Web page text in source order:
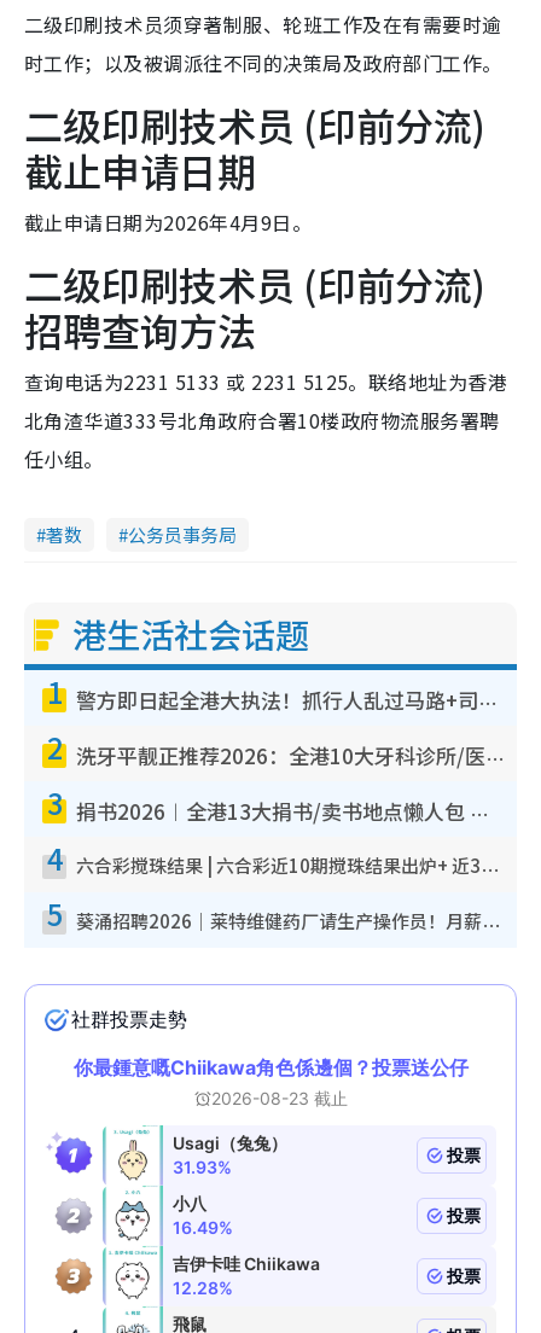
二级印刷技术员须穿著制服、轮班工作及在有需要时逾
时工作；以及被调派往不同的决策局及政府部门工作。
二级印刷技术员 (印前分流)
截止申请日期
截止申请日期为2026年4月9日。
二级印刷技术员 (印前分流)
招聘查询方法
查询电话为2231 5133 或 2231 5125。联络地址为香港
北角渣华道333号北角政府合署10楼政府物流服务署聘
任小组。
著数 公务员事务局
港生活社会话题
1 警方即日起全港大执法！抓行人乱过马路+司机不专注驾驶！乱过马路罚$2000
2 洗牙平靓正推荐2026：全港10大牙科诊所/医院懒人包，夜诊至8点/镇静洁牙/医疗券适用
3 捐书2026︱全港13大捐书/卖书地点懒人包 二手课本最高$150＋旧书换免费咖啡/戏票
4 六合彩搅珠结果 | 六合彩近10期搅珠结果出炉+ 近30期最旺热门中奖号码
5 葵涌招聘2026｜莱特维健药厂请生产操作员！月薪高达$1.7万 冷气厂房/五天工作/保障双粮